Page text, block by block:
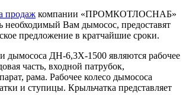
продаж компании «ПРОМКОТЛОСНАБ»
необходимый Вам дымосос, предоставят
предложение в кратчайшие сроки.
дымососа ДН-6,3Х-1500 являются рабочее
часть, входной патрубок,
рама. Рабочее колесо дымососа
и ступицы. Крыльчатка представляет